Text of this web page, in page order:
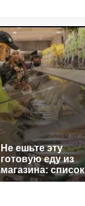
Не ешьте эту
готовую еду из
магазина: список